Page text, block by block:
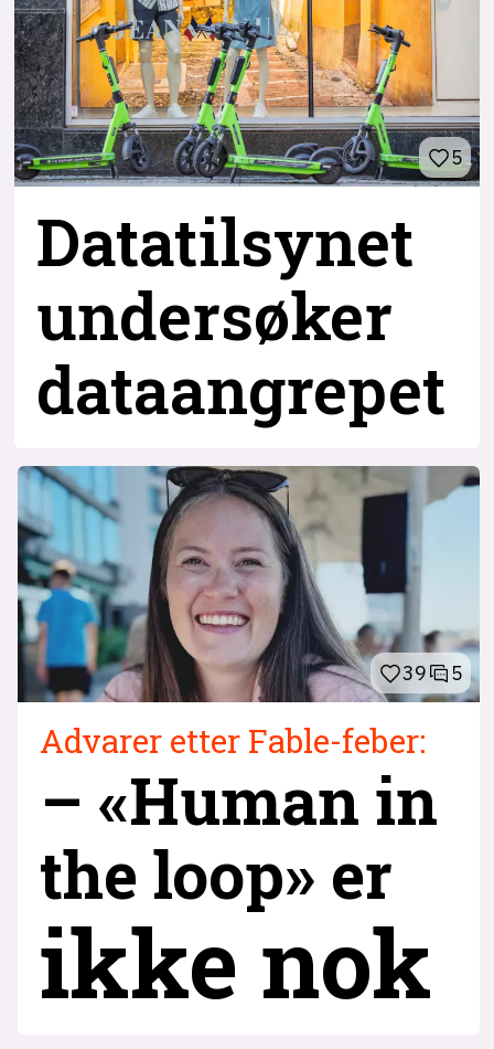
5
Datatilsynet
undersøker
dataangrepet
39 5
Advarer etter Fable-feber:
– «Human in
the loop» er
ikke nok